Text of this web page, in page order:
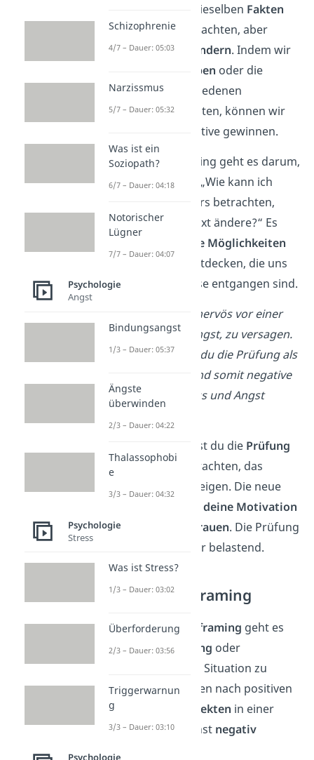
bedeutet, dass wir dieselben Fakten
oderUmständebetrachten, aber
unsereSichtweise ändern. Indem wir
Fokus verschieben oder die
Situation aus verschiedenen
Blickwinkeln betrachten, können wir
eine andere Perspektive gewinnen.
Beim Kontextreframing geht es darum,
die Frage zu stellen: „Wie kann ich
diese Situation anders betrachten,
indem ich den Kontext ändere?“ Es
ermöglicht uns,
neue Möglichkeiten
und Lösungen
zu entdecken, die uns
zuvor möglicherweise entgangen sind.
Du bist nervös vor einer
Prüfung und hast Angst, zu versagen.
Das liegt daran, das du die Prüfung als
Bedrohung siehst und somit negative
Emotionen wie Stress und Angst
Mit Reframing kannst du die Prüfung
als Gelegenheitbetrachten, das
erlernte Wissen zu zeigen. Die neue
steigert deine Motivation
und dein
Selbstvertrauen. Die Prüfung
wird für dich weniger belastend.
Bedeutungsreframing
BeimBedeutungsreframing geht es
darum, dieBedeutung oder
Interpretation
einer Situation zu
verändern. Wir suchen nach positiven
oder
nützlichen Aspekten in einer
Situation, die zunächst negativ
Schizophrenie
4/7 – Dauer: 05:03
Narzissmus
5/7 – Dauer: 05:32
Was ist ein
Soziopath?
6/7 – Dauer: 04:18
Notorischer
Lügner
7/7 – Dauer: 04:07
Psychologie
Angst
Bindungsangst
1/3 – Dauer: 05:37
Ängste
überwinden
2/3 – Dauer: 04:22
Thalassophobi
e
3/3 – Dauer: 04:32
Psychologie
Stress
Was ist Stress?
1/3 – Dauer: 03:02
Überforderung
2/3 – Dauer: 03:56
Triggerwarnun
g
3/3 – Dauer: 03:10
Psychologie